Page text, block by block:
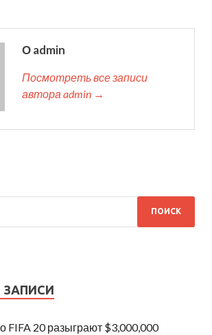
О admin
Посмотреть все записи
автора admin →
FIFA 20 разыграют $3,000,000